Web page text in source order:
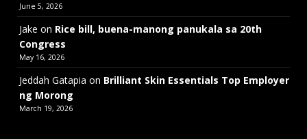
June 5, 2026
Jake on Rice bill, buena-manong panukala sa 20th
Congress
May 16, 2026
Jeddah Gatapia on Brilliant Skin Essentials Top Employer
ng Morong
March 19, 2026